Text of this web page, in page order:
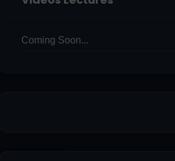
Coming Soon...